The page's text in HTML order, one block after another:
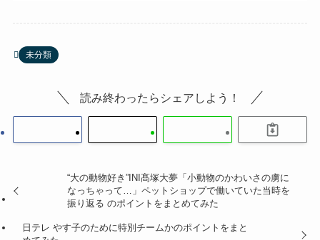
未分類
読み終わったらシェアしよう！
“大の動物好き”INI髙塚大夢「小動物のかわいさの虜に
なっちゃって…」ペットショップで働いていた当時を
振り返る のポイントをまとめてみた
日テレ やす子のために特別チームかのポイントをまと